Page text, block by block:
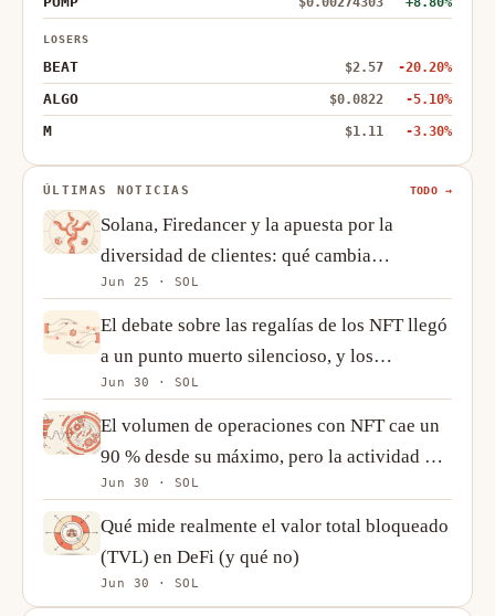
LOSERS
BEAT $2.57 -20.20%
ALGO $0.0822 -5.10%
M $1.11 -3.30%
ÚLTIMAS NOTICIAS TODO →
Solana, Firedancer y la apuesta por la
diversidad de clientes: qué cambia
realmente la ingeniería
Jun 25 · SOL
El debate sobre las regalías de los NFT llegó
a un punto muerto silencioso, y los
creadores se adaptan
Jun 30 · SOL
El volumen de operaciones con NFT cae un
90 % desde su máximo, pero la actividad on-
chain cuenta una historia más compleja
Jun 30 · SOL
Qué mide realmente el valor total bloqueado
(TVL) en DeFi (y qué no)
Jun 30 · SOL